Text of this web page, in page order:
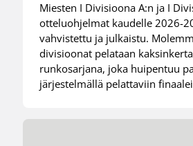
Miesten I Divisioona A:n ja I
otteluohjelmat kaudelle 2026-
vahvistettu ja julkaistu.
divisioonat pelataan
runkosarjana, joka huipentuu
järjestelmällä pelattaviin